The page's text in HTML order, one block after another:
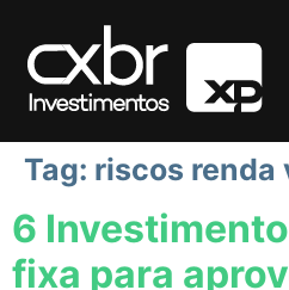
Tag: riscos renda
6
fixa para